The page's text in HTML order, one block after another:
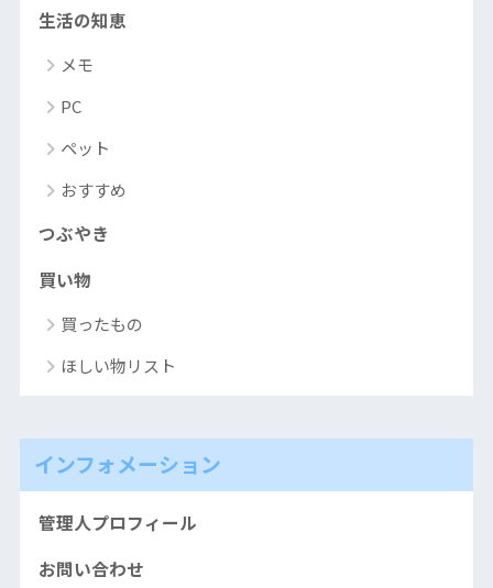
生活の知恵
メモ
PC
ペット
おすすめ
つぶやき
買い物
買ったもの
ほしい物リスト
インフォメーション
管理人プロフィール
お問い合わせ